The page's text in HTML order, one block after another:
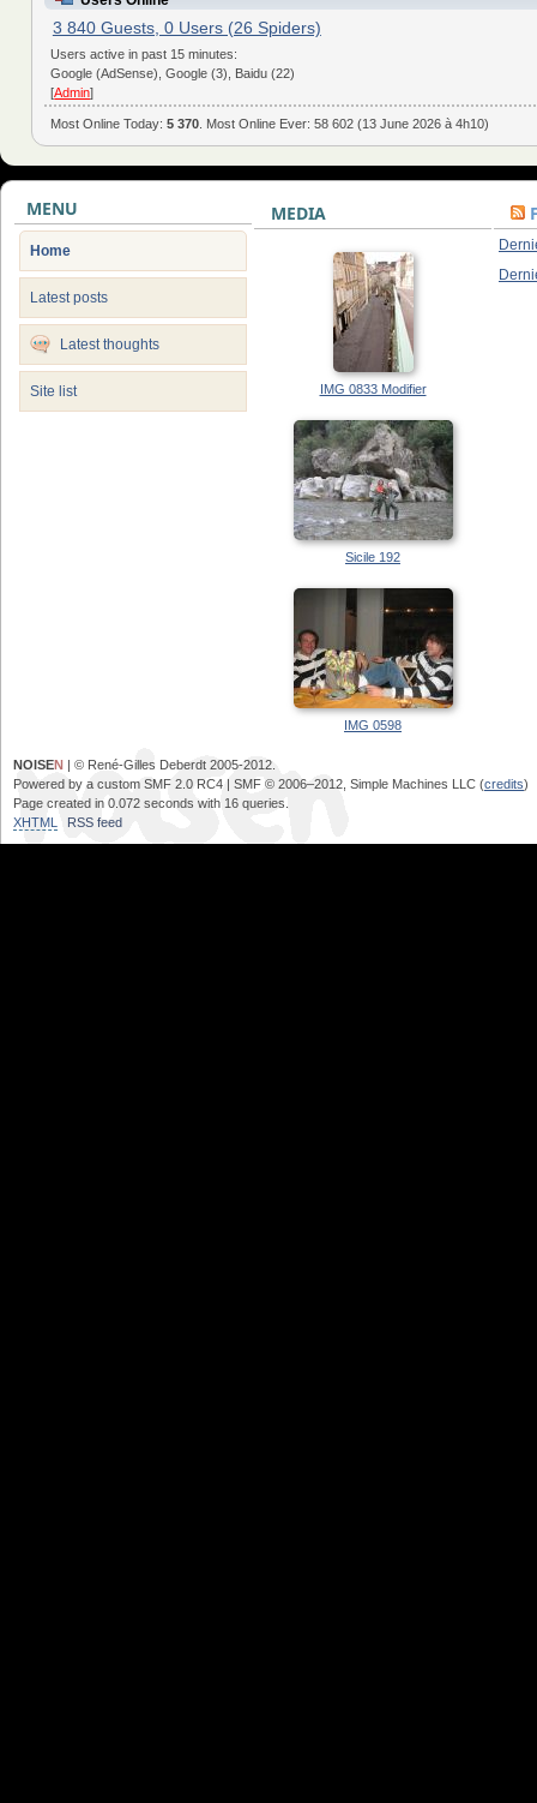
3 840 Guests, 0 Users (26 Spiders)
Users active in past 15 minutes:
Google (AdSense), Google (3), Baidu (22)
[Admin]
Most Online Today:5 370 . Most Online Ever: 58 602 (13 June 2026 à 4h10)
MENU
Home
Latest posts
Latest thoughts
Site list
MEDIA
IMG 0833 Modifier
Sicile 192
IMG 0598
NOISEN | © René-Gilles Deberdt 2005-2012.
Powered by a custom SMF 2.0 RC4 | SMF © 2006–2012, Simple Machines LLC (credits)
Page created in 0.072 seconds with 16 queries.
XHTML
RSS feed